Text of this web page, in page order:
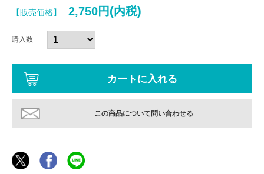
【販売価格】 2,750円(内税)
購入数
この商品について問い合わせる